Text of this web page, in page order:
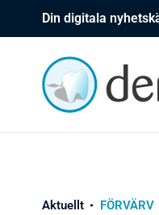
Din digitala
Aktuellt FÖRVÄRV